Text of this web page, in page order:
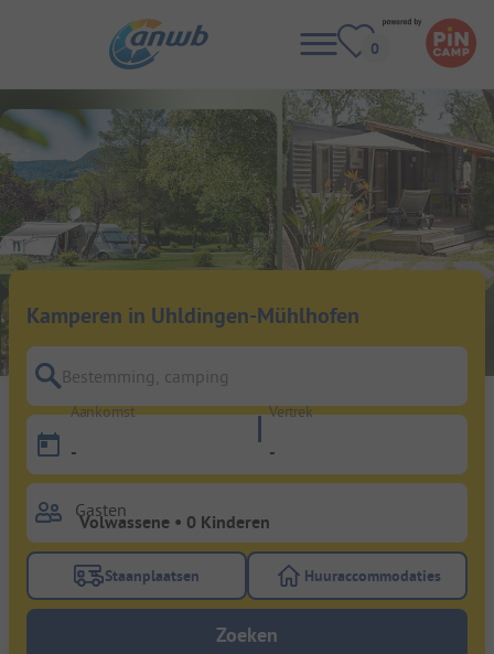
Kamperen in Uhldingen-Mühlhofen
Bestemming, camping
Aankomst
-
Vertrek
-
Gasten
Gebruik de filterknop staanplaatsen om te zoeken
Staanplaatsen Gebruik de
Huuraccommodaties
Zoeken